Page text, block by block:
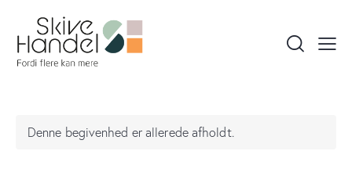
Denne begivenhed er allerede afholdt.